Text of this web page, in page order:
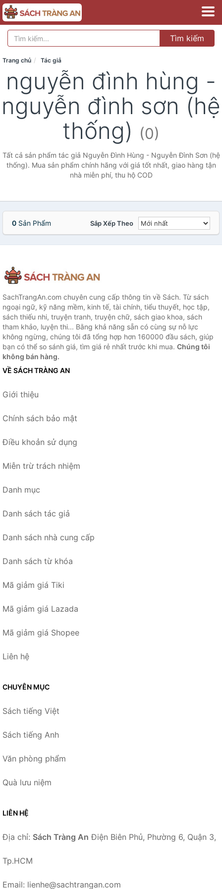
Tìm kiếm
Trang chủ Tác giả
nguyễn đình hùng -
nguyễn đình sơn (hệ
thống) (0)
Tất cả sản phẩm tác giả Nguyễn Đình Hùng - Nguyễn Đình Sơn (hệ
thống). Mua sản phẩm chính hãng với giá tốt nhất, giao hàng tận
nhà miễn phí, thu hộ COD
0 Sản Phẩm Sắp Xếp Theo
SachTrangAn.com chuyên cung cấp thông tin về Sách. Từ sách
ngoại ngữ, kỹ năng mềm, kinh tế, tài chính, tiểu thuyết, học tập,
sách thiếu nhi, truyện tranh, truyện chữ, sách giao khoa, sách
tham khảo, luyện thi... Bằng khả năng sẵn có cùng sự nỗ lực
không ngừng, chúng tôi đã tổng hợp hơn 160000 đầu sách, giúp
bạn có thể so sánh giá, tìm giá rẻ nhất trước khi mua. Chúng tôi
không bán hàng.
VỀ SÁCH TRÀNG AN
Giới thiệu
Chính sách bảo mật
Điều khoản sử dụng
Miễn trừ trách nhiệm
Danh mục
Danh sách tác giả
Danh sách nhà cung cấp
Danh sách từ khóa
Mã giảm giá Tiki
Mã giảm giá Lazada
Mã giảm giá Shopee
Liên hệ
CHUYÊN MỤC
Sách tiếng Việt
Sách tiếng Anh
Văn phòng phẩm
Quà lưu niệm
LIÊN HỆ
Địa chỉ: Sách Tràng An Điện Biên Phủ, Phường 6, Quận 3,
Tp.HCM
Email: lienhe@sachtrangan.com